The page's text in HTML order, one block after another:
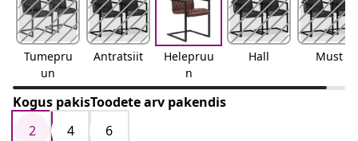
Tumepru
un
Antratsiit
Helepruu
n
Hall Must
Kogus pakisToodete arv pakendis
2
4
6